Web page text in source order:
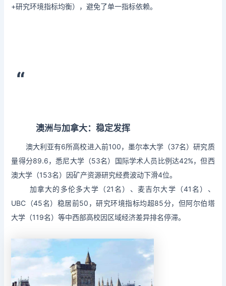
+研究环境指标均衡），避免了单一指标依赖。
“
澳洲与加拿大：稳定发挥
澳大利亚有6所高校进入前100，墨尔本大学（37名）研究质
量得分89.6，悉尼大学（53名）国际学术人员比例达42%，但西
澳大学（153名）因矿产资源研究经费波动下滑4位。
加拿大的多伦多大学（21名）、麦吉尔大学（41名）、
UBC（45名）稳居前50，研究环境指标均超85分，但阿尔伯塔
大学（119名）等中西部高校因区域经济差异排名停滞。